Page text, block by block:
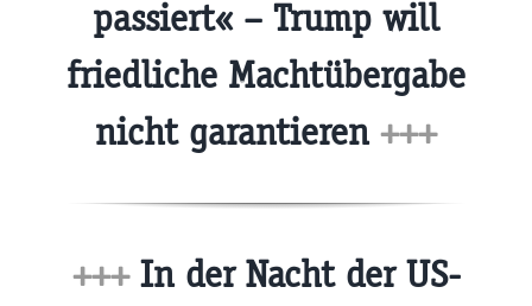
passiert« – Trump will
friedliche Machtübergabe
nicht garantieren +++
+++In der Nacht der US-